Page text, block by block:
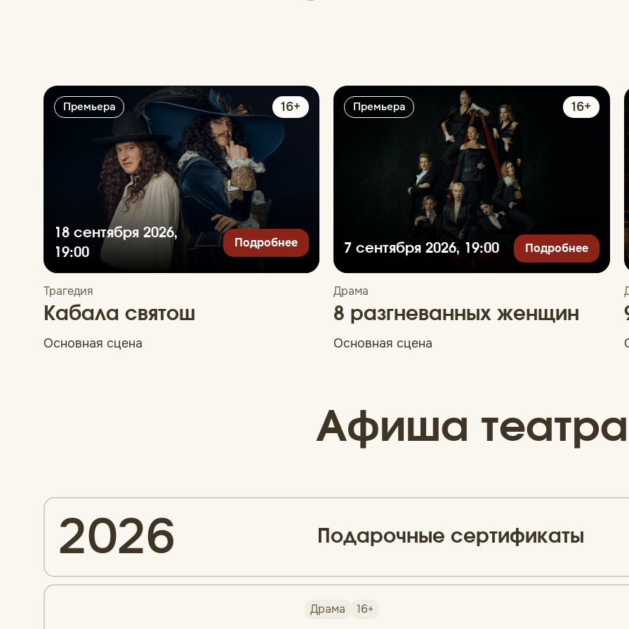
Премьера 16+
18 сентября 2026,
19:00
Подробнее
Трагедия
Кабала святош
Основная сцена
Премьера 16+
7 сентября 2026, 19:00 Подробнее
Драма
8 разгневанных женщин
Основная сцена
Афиша театра
2026 Подарочные сертификаты
Драма 16+